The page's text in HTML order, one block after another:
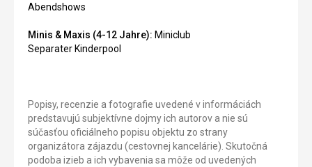
Abendshows
Minis & Maxis (4-12 Jahre): Miniclub
Separater Kinderpool
Popisy, recenzie a fotografie uvedené v informáciách
predstavujú subjektívne dojmy ich autorov a nie sú
súčasťou oficiálneho popisu objektu zo strany
organizátora zájazdu (cestovnej kancelárie). Skutočná
podoba izieb a ich vybavenia sa môže od uvedených